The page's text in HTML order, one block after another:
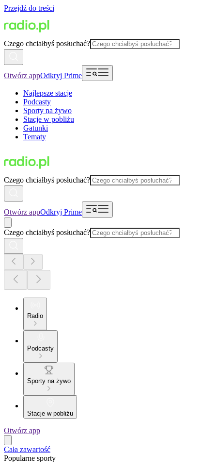
Przejdź do treści
Czego chciałbyś posłuchać?
Otwórz appOdkryj Prime
Najlepsze stacje
Podcasty
Sporty na żywo
Stacje w pobliżu
Gatunki
Tematy
Czego chciałbyś posłuchać?
Otwórz appOdkryj Prime
Czego chciałbyś posłuchać?
Radio
Podcasty
Sporty na żywo
Stacje w pobliżu
Otwórz app
Cała zawartość
Popularne sporty